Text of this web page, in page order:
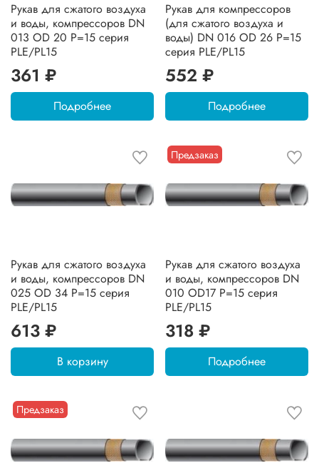
Рукав для сжатого воздуха
и воды, компрессоров DN
013 OD 20 P=15 серия
PLE/PL15
361 ₽
Подробнее
Рукав для компрессоров
(для сжатого воздуха и
воды) DN 016 OD 26 P=15
серия PLE/PL15
552 ₽
Подробнее
Рукав для сжатого воздуха
и воды, компрессоров DN
025 OD 34 P=15 серия
PLE/PL15
613 ₽
В корзину
Предзаказ
Рукав для сжатого воздуха
и воды, компрессоров DN
010 OD17 P=15 серия
PLE/PL15
318 ₽
Подробнее
Предзаказ